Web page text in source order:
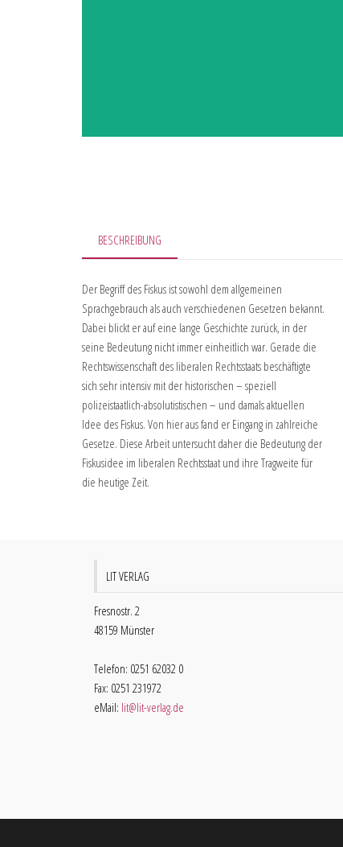
BESCHREIBUNG
Der Begriff des Fiskus ist sowohl dem allgemeinen
Sprachgebrauch als auch verschiedenen Gesetzen bekannt.
Dabei blickt er auf eine lange Geschichte zurück, in der
seine Bedeutung nicht immer einheitlich war. Gerade die
Rechtswissenschaft des liberalen Rechtsstaats beschäftigte
sich sehr intensiv mit der historischen – speziell
polizeistaatlich-absolutistischen – und damals aktuellen
Idee des Fiskus. Von hier aus fand er Eingang in zahlreiche
Gesetze. Diese Arbeit untersucht daher die Bedeutung der
Fiskusidee im liberalen Rechtsstaat und ihre Tragweite für
die heutige Zeit.
LIT VERLAG
Fresnostr. 2
48159 Münster
Telefon: 0251 62032 0
Fax: 0251 231972
eMail: lit@lit-verlag.de